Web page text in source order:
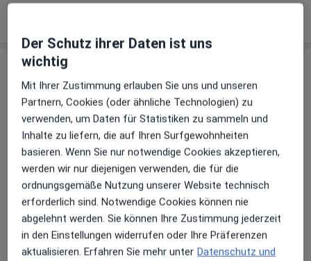
Praxis
Zahnarztpraxis Dr. Gutmann
Hauptstr. 56,86405Meitingen
Zu Google Mapsöffnet in einer neuen
Verfügbarkeit
Dr. M.Sc. Alexander Gutmann bietet an diesem
Standort über Jameda keine Online-
Terminbuchung an
Der Schutz ihrer Daten ist uns
wichtig
Mit Ihrer Zustimmung erlauben Sie uns und unseren
Partnern, Cookies (oder ähnliche Technologien) zu
verwenden, um Daten für Statistiken zu sammeln und
Inhalte zu liefern, die auf Ihren Surfgewohnheiten
basieren. Wenn Sie nur notwendige Cookies akzeptieren,
werden wir nur diejenigen verwenden, die für die
ordnungsgemäße Nutzung unserer Website technisch
erforderlich sind. Notwendige Cookies können nie
abgelehnt werden. Sie können Ihre Zustimmung jederzeit
in den Einstellungen widerrufen oder Ihre Präferenzen
aktualisieren. Erfahren Sie mehr unter Datenschutz und